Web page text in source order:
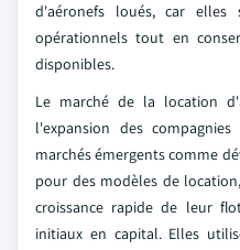
d'aéronefs loués, car elles
opérationnels tout en
disponibles.
Le marché de la location
l'expansion des
marchés émergents comme
pour des modèles de
croissance rapide de leur
initiaux en capital. Elles